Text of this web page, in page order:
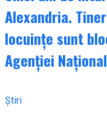
Alexandria.
locuințe sunt
Agenției
Știri